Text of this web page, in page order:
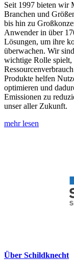
Seit 1997 bieten wir
Branchen und
bis hin zu
Anwender in über
Lösungen, um ihre
überwachen. Wir
wichtige Rolle spielt,
Produkte helfen
optimieren und
Emissionen zu
unser aller Zukunft.
mehr lesen
Über Schildknecht